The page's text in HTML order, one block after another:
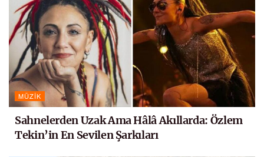
MÜZIK
Sahnelerden Uzak Ama Hâlâ Akıllarda: Özlem
Tekin’in En Sevilen Şarkıları